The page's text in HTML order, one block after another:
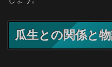
瓜生との関係と